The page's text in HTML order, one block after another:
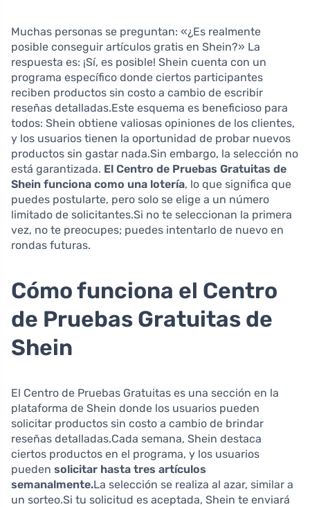
Muchas personas se preguntan: «¿Es realmente
posible conseguir artículos gratis en Shein?» La
respuesta es: ¡Sí, es posible! Shein cuenta con un
programa específico donde ciertos participantes
reciben productos sin costo a cambio de escribir
reseñas detalladas.Este esquema es beneficioso para
todos: Shein obtiene valiosas opiniones de los clientes,
y los usuarios tienen la oportunidad de probar nuevos
productos sin gastar nada.Sin embargo, la selección no
está garantizada. El Centro de Pruebas Gratuitas de
Shein funciona como una lotería, lo que significa que
puedes postularte, pero solo se elige a un número
limitado de solicitantes.Si no te seleccionan la primera
vez, no te preocupes; puedes intentarlo de nuevo en
rondas futuras.
Cómo funciona el Centro
de Pruebas Gratuitas de
Shein
El Centro de Pruebas Gratuitas es una sección en la
plataforma de Shein donde los usuarios pueden
solicitar productos sin costo a cambio de brindar
reseñas detalladas.Cada semana, Shein destaca
ciertos productos en el programa, y los usuarios
pueden solicitar hasta tres artículos
semanalmente.La selección se realiza al azar, similar a
un sorteo.Si tu solicitud es aceptada, Shein te enviará